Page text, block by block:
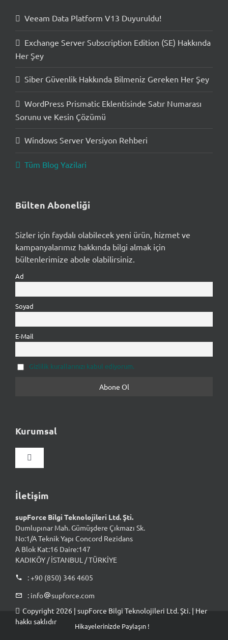
Veeam Data Platform V13 Duyuruldu!
Exchange Server Subscription Edition (SE) Hakkında
Her Şey
Siber Güvenlik Hakkında Bilmeniz Gereken Her Şey
WordPress Prismatic Eklentisinde Satır Numarası
Sorunu ve Kesin Çözümü
Windows Server Versiyon Rehberi
Tüm Blog Yazilari
Bülten Aboneliği
Sizler için faydalı olabilecek yeni ürün, hizmet ve
kampanyalarımız hakkında bilgi almak için
bültenlerimize abole olabilirsiniz.
Ad
Soyad
E-Mail
Gizlilik kurallarınızı kabul ediyorum.
Kurumsal
Gezinmeyi
Vizyon & Misyon
Kalite Yaklaşımımız
İnsan Kaynakları
İş & Çözüm Ortaklarımız
İletişim
supForce Bilgi Teknolojileri Ltd. Şti.
Dumlupınar Mah. Gümüşdere Çıkmazı Sk.
No:1/A Teknik Yapı Concord Rezidans
A Blok Kat:16 Daire:147
KADIKÖY / İSTANBUL / TÜRKİYE
: +90 (850) 346 4605
: info
supforce.com
Copyright 2026 | supForce Bilgi Teknolojileri Ltd. Şti. | Her
hakkı saklıdır
Hikayelerinizde Paylaşın !